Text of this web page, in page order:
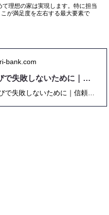
て理想の家は実現します。特に担当
が満足度を左右する最大要素で
bank.com
住宅会社選びで失敗しないために｜信頼できる会社を見極める方法